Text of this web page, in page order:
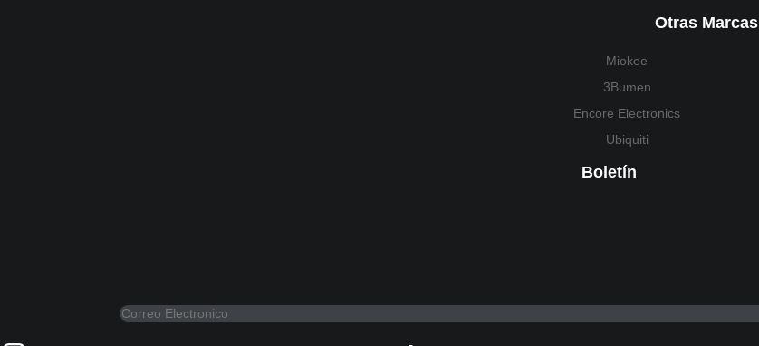
Otras Marcas
Miokee
3Bumen
Encore Electronics
Ubiquiti
Boletín